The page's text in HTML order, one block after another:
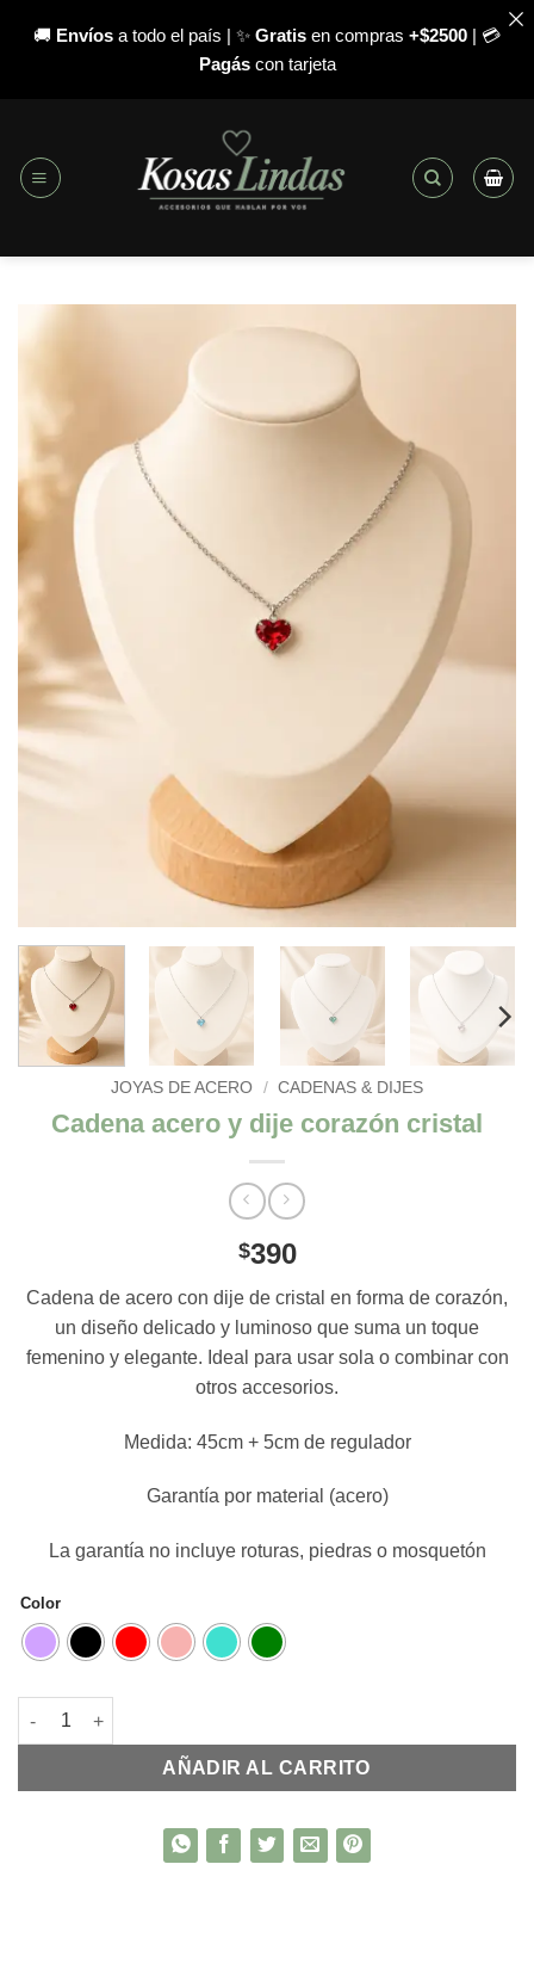
🚚 Envíos a todo el país | ✨ Gratis en compras +$2500 | 💳
Pagáscon tarjeta
contenido
JOYAS DE ACERO / CADENAS & DIJES
Cadena acero y dije corazón cristal
$390
Cadena de acero con dije de cristal en forma de corazón,
un diseño delicado y luminoso que suma un toque
femenino y elegante. Ideal para usar sola o combinar con
otros accesorios.
Medida: 45cm + 5cm de regulador
Garantía por material (acero)
La garantía no incluye roturas, piedras o mosquetón
Color
Cadena acero y dije corazón cristal cantidad
AÑADIR AL CARRITO